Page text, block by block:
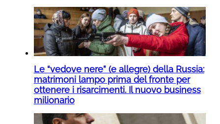
Le “vedove nere” (e allegre) della Russia:
matrimoni lampo prima del fronte per
ottenere i risarcimenti. Il nuovo business
milionario